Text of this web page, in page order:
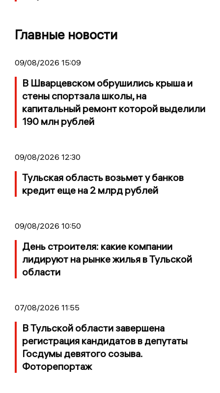
Главные новости
09/08/2026 15:09
В Шварцевском обрушились крыша и
стены спортзала школы, на
капитальный ремонт которой выделили
190 млн рублей
09/08/2026 12:30
Тульская область возьмет у банков
кредит еще на 2 млрд рублей
09/08/2026 10:50
День строителя: какие компании
лидируют на рынке жилья в Тульской
области
07/08/2026 11:55
В Тульской области завершена
регистрация кандидатов в депутаты
Госдумы девятого созыва.
Фоторепортаж